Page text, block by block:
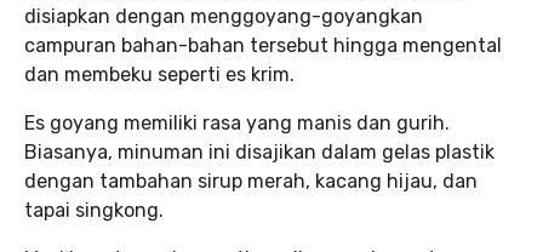
disiapkan dengan menggoyang-goyangkan
campuran bahan-bahan tersebut hingga mengental
dan membeku seperti es krim.
Es goyang memiliki rasa yang manis dan gurih.
Biasanya, minuman ini disajikan dalam gelas plastik
dengan tambahan sirup merah, kacang hijau, dan
tapai singkong.